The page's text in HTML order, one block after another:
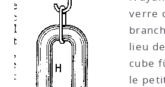
verre
lieu
cube
le